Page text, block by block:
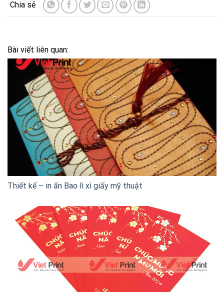
Bài viết liên quan:
Thiết kế – in ấn Bao lì xì giấy mỹ thuật